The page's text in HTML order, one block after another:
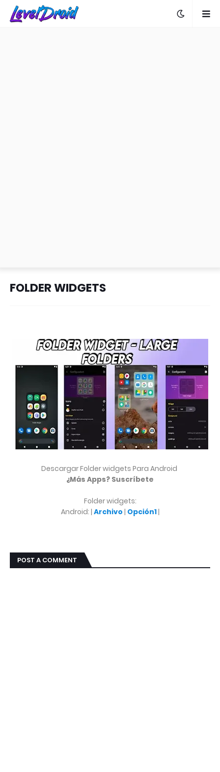
FOLDER WIDGETS
Descargar Folder widgets Para Android
¿Más Apps? Suscríbete
Folder widgets:
Android: | Archivo | Opción1|
POST A COMMENT